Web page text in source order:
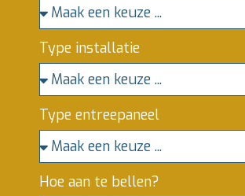
Type installatie
Type entreepaneel
Hoe aan te bellen?